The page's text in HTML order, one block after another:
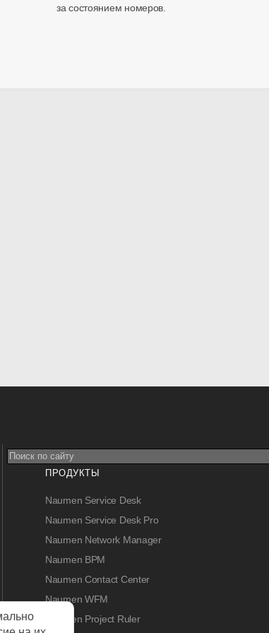
за состоянием номеров.
ПРОДУКТЫ
Naumen Service Desk
Naumen Service Desk Pro
Naumen Network Manager
Naumen BPM
Naumen Contact Center
Naumen WFM
Naumen Project Ruler